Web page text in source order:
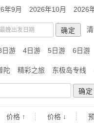
年9月 2026年10月 2026
日游 4日游 5日游 6日游
陀 精彩之旅 东极岛专线
价格 ↑ 价格 ↓